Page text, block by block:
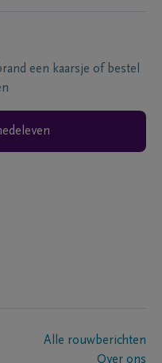
een kaarsje of bestel
Alle rouwberichten
Over ons